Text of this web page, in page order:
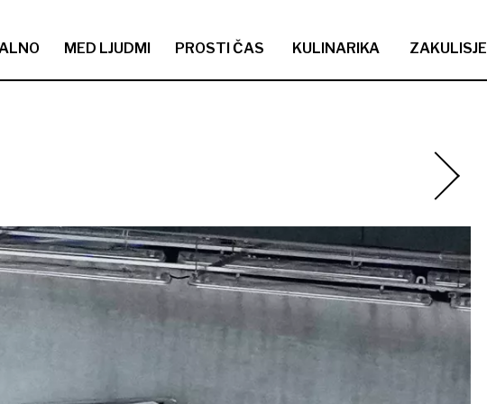
MED LJUDMI PROSTI ČAS KULINARIKA ZAKULISJE